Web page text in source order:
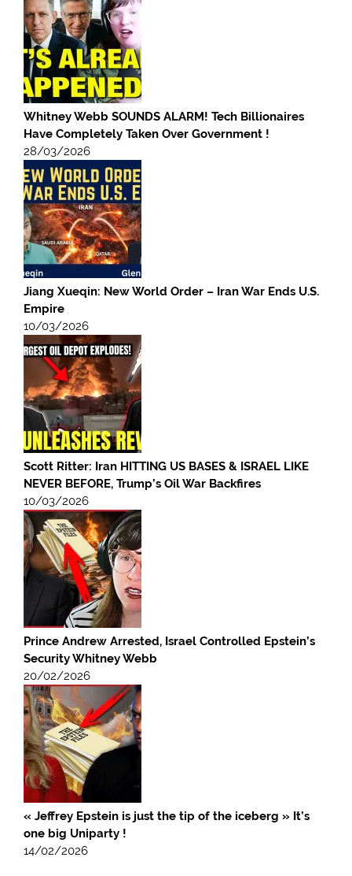
Whitney Webb SOUNDS ALARM! Tech Billionaires
Have Completely Taken Over Government !
28/03/2026
Jiang Xueqin: New World Order – Iran War Ends U.S.
Empire
10/03/2026
Scott Ritter: Iran HITTING US BASES & ISRAEL LIKE
NEVER BEFORE, Trump’s Oil War Backfires
10/03/2026
Prince Andrew Arrested, Israel Controlled Epstein’s
Security Whitney Webb
20/02/2026
« Jeffrey Epstein is just the tip of the iceberg » It’s
one big Uniparty !
14/02/2026